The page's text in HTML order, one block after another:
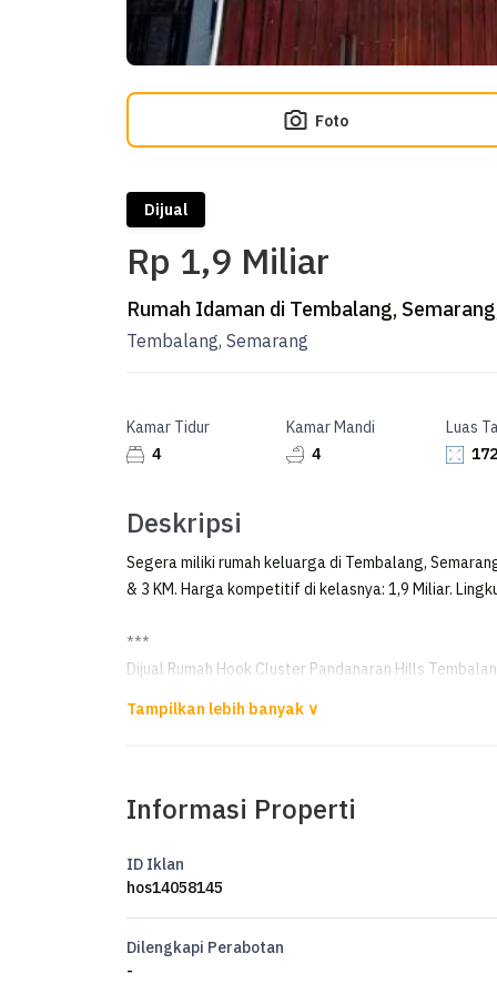
Foto
Dijual
Rp 1,9 Miliar
Rumah Idaman di Tembalang,
Tembalang, Semarang
Kamar Tidur
4
Kamar Mandi
4
Luas
Deskripsi
Segera miliki rumah keluarga di Tembalang,
& 3 KM. Harga kompetitif di kelasnya: 1,9 Miliar.
***
Dijual Rumah Hook Cluster Pandanaran Hills
Dijual Cepat Rumah di Pandanaran Hills Tembalang
Luas Bangunan 138m²
Kamar Tidur 3+1
Kamar Mandi 3+1
Kitchen Sett
Informasi Properti
ID Iklan
hos14058145
Dilengkapi Perabotan
-